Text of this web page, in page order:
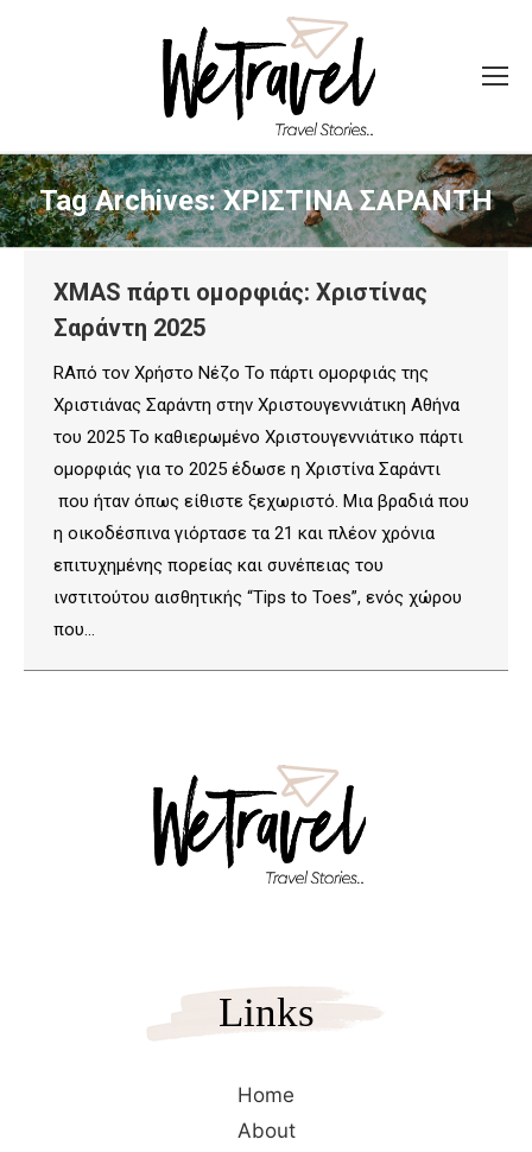
Tag Archives:ΧΡΙΣΤΙΝΑ ΣΑΡΑΝΤΗ
XMAS πάρτι ομορφιάς: Χριστίνας
Σαράντη 2025
RΑπό τον Χρήστο Νέζο Το πάρτι ομορφιάς της
Χριστιάνας Σαράντη στην Χριστουγεννιάτικη Αθήνα
του 2025 Το καθιερωμένο Χριστουγεννιάτικο πάρτι
ομορφιάς για το 2025 έδωσε η Χριστίνα Σαράντι
που ήταν όπως είθιστε ξεχωριστό. Μια βραδιά που
η οικοδέσπινα γιόρτασε τα 21 και πλέον χρόνια
επιτυχημένης πορείας και συνέπειας του
ινστιτούτου αισθητικής “Tips to Toes”, ενός χώρου
που…
Links
Home
About